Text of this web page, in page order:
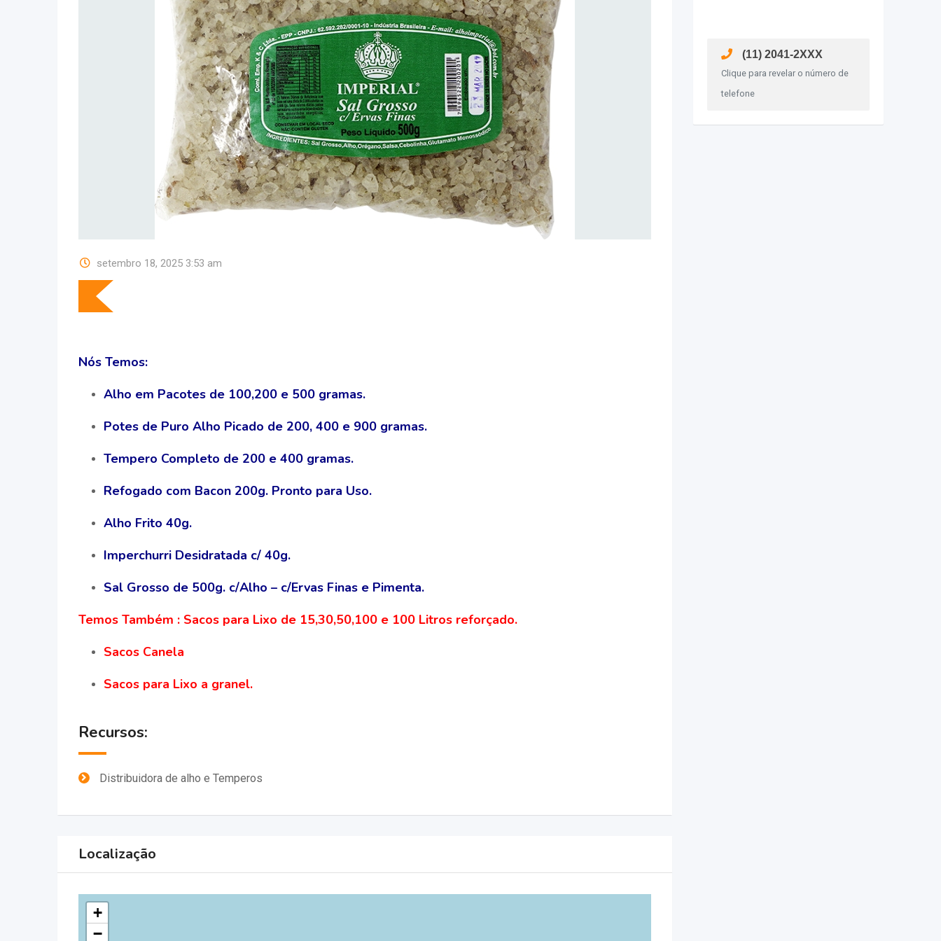
setembro 18, 2025 3:53 am
Nós Temos:
Alho em Pacotes de 100,200 e 500 gramas.
Potes de Puro Alho Picado de 200, 400 e 900 gramas.
Tempero Completo de 200 e 400 gramas.
Refogado com Bacon 200g. Pronto para Uso.
Alho Frito 40g.
Imperchurri Desidratada c/ 40g.
Sal Grosso de 500g. c/Alho – c/Ervas Finas e Pimenta.
Temos Também : Sacos para Lixo de 15,30,50,100 e 100 Litros reforçado.
Sacos Canela
Sacos para Lixo a granel.
Recursos:
Distribuidora de alho e Temperos
Localização
+
−
(11) 2041-2XXX
Clique para revelar o número de
telefone